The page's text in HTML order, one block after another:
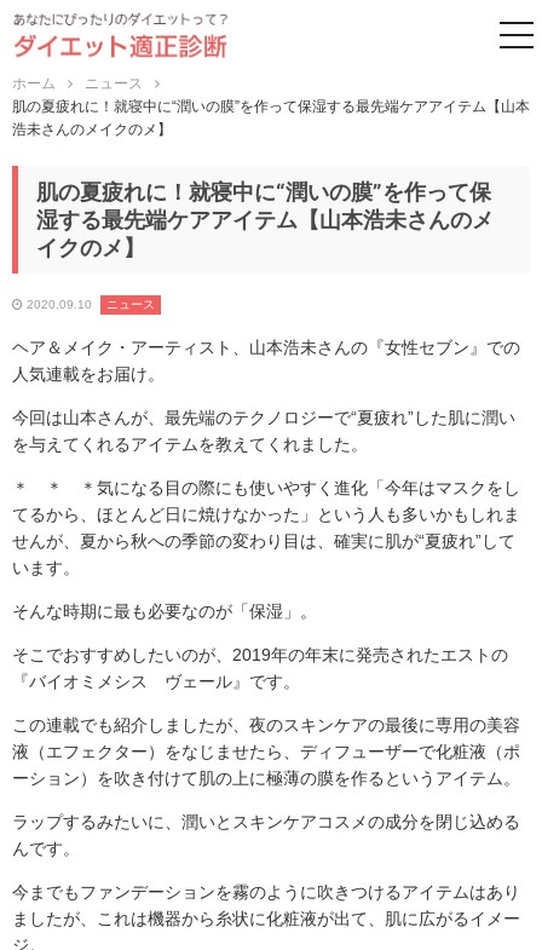
ホーム
ニュース
肌の夏疲れに！就寝中に“潤いの膜”を作って保湿する最先端ケアアイテム【山本
浩未さんのメイクのメ】
肌の夏疲れに！就寝中に“潤いの膜”を作って保
湿する最先端ケアアイテム【山本浩未さんのメ
イクのメ】
2020.09.10 ニュース
ヘア＆メイク・アーティスト、山本浩未さんの『女性セブン』での
人気連載をお届け。
今回は山本さんが、最先端のテクノロジーで“夏疲れ”した肌に潤い
を与えてくれるアイテムを教えてくれました。
＊ ＊ ＊気になる目の際にも使いやすく進化「今年はマスクをし
てるから、ほとんど日に焼けなかった」という人も多いかもしれま
せんが、夏から秋への季節の変わり目は、確実に肌が“夏疲れ”して
います。
そんな時期に最も必要なのが「保湿」。
そこでおすすめしたいのが、2019年の年末に発売されたエストの
『バイオミメシス ヴェール』です。
この連載でも紹介しましたが、夜のスキンケアの最後に専用の美容
液（エフェクター）をなじませたら、ディフューザーで化粧液（ポ
ーション）を吹き付けて肌の上に極薄の膜を作るというアイテム。
ラップするみたいに、潤いとスキンケアコスメの成分を閉じ込める
んです。
今までもファンデーションを霧のように吹きつけるアイテムはあり
ましたが、これは機器から糸状に化粧液が出て、肌に広がるイメー
ジ。